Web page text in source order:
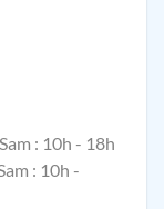
: 10h - 18h
: 10h -